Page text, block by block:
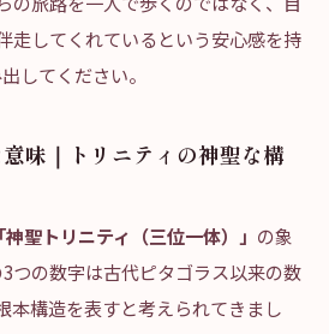
走してくれているという安心感を持
してください。
味｜トリニティの神聖な構
「神聖トリニティ（三位一体）」 の象
つの数字は古代ピタゴラス以来の数
本構造を表すと考えられてきまし